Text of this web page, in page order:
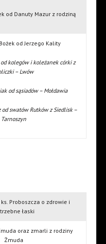
Danuty Mazur z rodziną
od Jerzego Kality
kolegów i koleżanek córki z
– Lwów
od sąsiadów – Mołdawia
od swatów Rutków z Siedlisk –
Tarnoszyn
Proboszcza o zdrowie i
łaski
oraz zmarli z rodziny
Żmuda